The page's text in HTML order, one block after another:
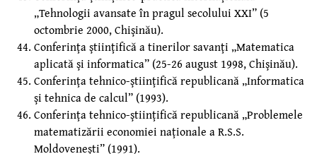
„Tehnologii avansate în pragul secolului XXI” (5
octombrie 2000, Chişinău).
Conferinţa ştiinţifică a tinerilor savanţi „Matematica
aplicată şi informatica” (25-26 august 1998, Chişinău).
Conferinţa tehnico-ştiinţifică republicană „Informatica
şi tehnica de calcul” (1993).
Conferinţa tehnico-ştiinţifică republicană „Problemele
matematizării economiei naţionale a R.S.S.
Moldoveneşti” (1991).